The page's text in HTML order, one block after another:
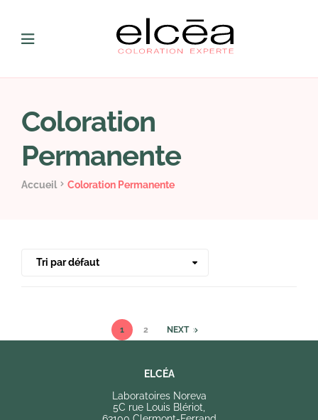
Coloration
Permanente
Accueil Coloration Permanente
1 2 NEXT
ELCÉA
Laboratoires Noreva
5C rue Louis Blériot,